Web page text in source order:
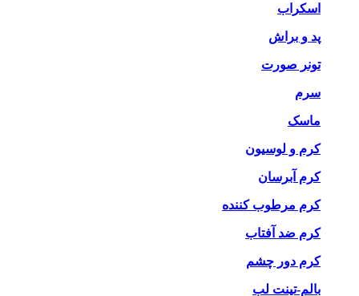
اسکراب
پد و براش
تونر صورت
سرم
ماسک
کرم و لوسیون
کرم آبرسان
کرم مرطوب کننده
کرم ضد آفتاب
کرم دور چشم
بالم-تینت لب